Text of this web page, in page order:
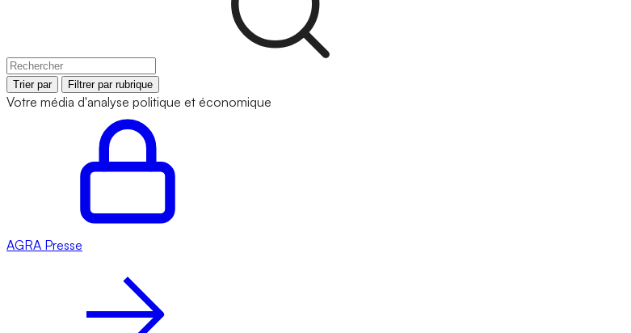
Trier par Filtrer par rubrique
Votre média d'analyse politique et économique
AGRA Presse